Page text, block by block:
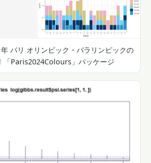
パリ オリンピック・パラリンピックの
「Paris2024Colours」パッケージ